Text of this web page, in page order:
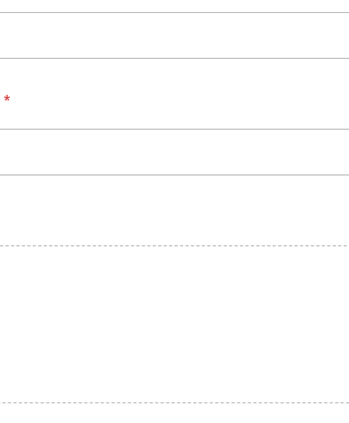
*